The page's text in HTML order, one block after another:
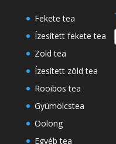
Fekete tea
Ízesített fekete tea
Zöld tea
Ízesített zöld tea
Rooibos tea
Gyümölcstea
Oolong
Egyéb tea